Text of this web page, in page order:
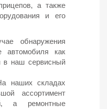
а также
и его
обнаружения
автомобиля как
в наш сервисный
наших складах
ассортимент
а ремонтные